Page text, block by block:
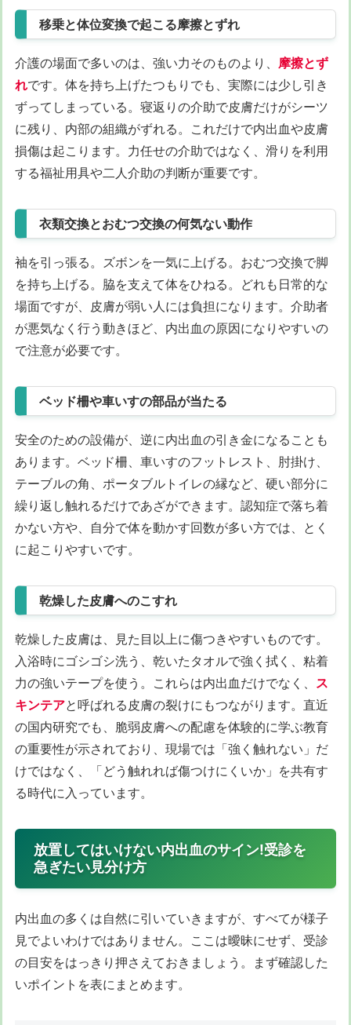
移乗と体位変換で起こる摩擦とずれ
介護の場面で多いのは、強い力そのものより、 摩擦とず
れです。体を持ち上げたつもりでも、実際には少し引き
ずってしまっている。寝返りの介助で皮膚だけがシーツ
に残り、内部の組織がずれる。これだけで内出血や皮膚
損傷は起こります。力任せの介助ではなく、滑りを利用
する福祉用具や二人介助の判断が重要です。
衣類交換とおむつ交換の何気ない動作
袖を引っ張る。ズボンを一気に上げる。おむつ交換で脚
を持ち上げる。脇を支えて体をひねる。どれも日常的な
場面ですが、皮膚が弱い人には負担になります。介助者
が悪気なく行う動きほど、内出血の原因になりやすいの
で注意が必要です。
ベッド柵や車いすの部品が当たる
安全のための設備が、逆に内出血の引き金になることも
あります。ベッド柵、車いすのフットレスト、肘掛け、
テーブルの角、ポータブルトイレの縁など、硬い部分に
繰り返し触れるだけであざができます。認知症で落ち着
かない方や、自分で体を動かす回数が多い方では、とく
に起こりやすいです。
乾燥した皮膚へのこすれ
乾燥した皮膚は、見た目以上に傷つきやすいものです。
入浴時にゴシゴシ洗う、乾いたタオルで強く拭く、粘着
力の強いテープを使う。これらは内出血だけでなく、 ス
キンテアと呼ばれる皮膚の裂けにもつながります。直近
の国内研究でも、脆弱皮膚への配慮を体験的に学ぶ教育
の重要性が示されており、現場では「強く触れない」だ
けではなく、「どう触れれば傷つけにくいか」を共有す
る時代に入っています。
放置してはいけない内出血のサイン!受診を
急ぎたい見分け方
内出血の多くは自然に引いていきますが、すべてが様子
見でよいわけではありません。ここは曖昧にせず、受診
の目安をはっきり押さえておきましょう。まず確認した
いポイントを表にまとめます。